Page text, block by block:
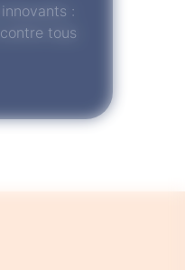
:
tous